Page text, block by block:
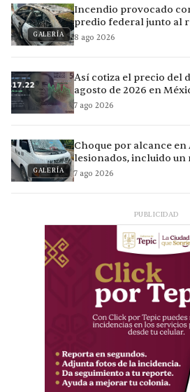
GALERÍA
Incendio provocado
predio federal junto al
8 ago 2026
Así cotiza el precio del
agosto de 2026 en
7 ago 2026
GALERÍA
Choque por alcance en
lesionados, incluido un
7 ago 2026
PUBLICIDAD